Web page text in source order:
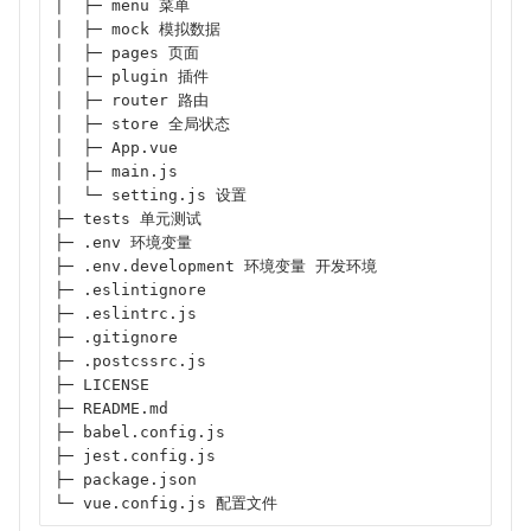
│  ├─ menu 菜单
│  ├─ mock 模拟数据
│  ├─ pages 页面
│  ├─ plugin 插件
│  ├─ router 路由
│  ├─ store 全局状态
│  ├─ App.vue
│  ├─ main.js
│  └─ setting.js 设置
├─ tests 单元测试
├─ .env 环境变量
├─ .env.development 环境变量 开发环境
├─ .eslintignore
├─ .eslintrc.js
├─ .gitignore
├─ .postcssrc.js
├─ LICENSE
├─ README.md
├─ babel.config.js
├─ jest.config.js
├─ package.json
└─ vue.config.js 配置文件